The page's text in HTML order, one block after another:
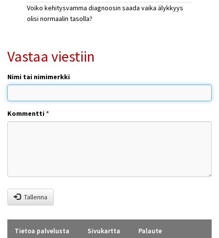
Voiko kehitysvamma diagnoosin saada vaika älykkyys
olisi normaalin tasolla?
Vastaa viestiin
Nimi tai nimimerkki
Kommentti*
Tallenna
Tietoa palvelusta Sivukartta Palaute